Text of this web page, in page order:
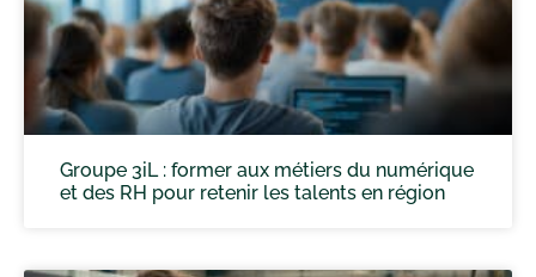
Groupe 3iL : former aux métiers du numérique
et des RH pour retenir les talents en région